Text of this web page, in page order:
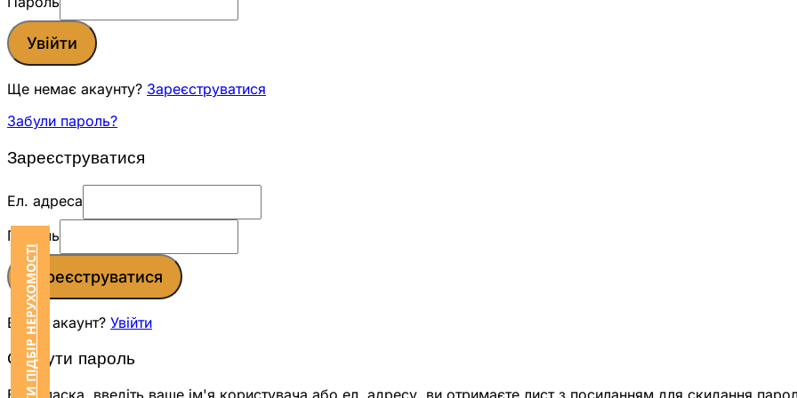
ЗАМОВИТИ ПІДБІР НЕРУХОМОСТІ
Увійти
Ще немає акаунту? Зареєструватися
Забули пароль?
Зареєструватися
Ел. адреса
Пароль
Зареєструватися
Вже є акаунт? Увійти
Скинути пароль
Будь ласка, введіть ваше ім'я користувача або ел. адресу, ви отримаєте лист з посиланням для скидання